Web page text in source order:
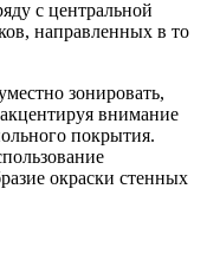
с центральной
направленных в то
зонировать,
внимание
покрытия.
окраски стенных